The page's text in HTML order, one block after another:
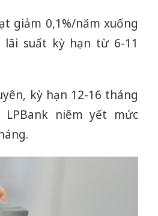
giảm 0,1%/năm xuống
lãi suất kỳ hạn từ 6-11
kỳ hạn 12-16 tháng
niêm yết mức